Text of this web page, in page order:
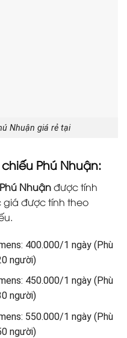
Nhuận giá rẻ tại
Phú Nhuận:
Nhuậnđược tính
giá được tính theo
400.000/1 ngày (Phù
người)
450.000/1 ngày (Phù
người)
550.000/1 ngày (Phù
người)